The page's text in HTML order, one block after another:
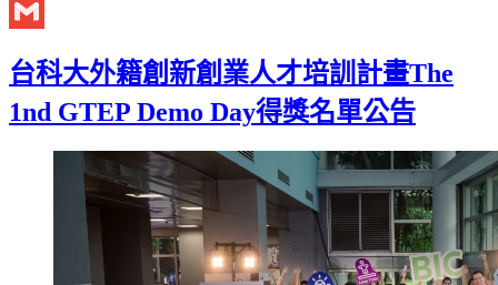
Twitter
台科大外籍創新創業人才培訓計畫The
1nd GTEP Demo Day得獎名單公告